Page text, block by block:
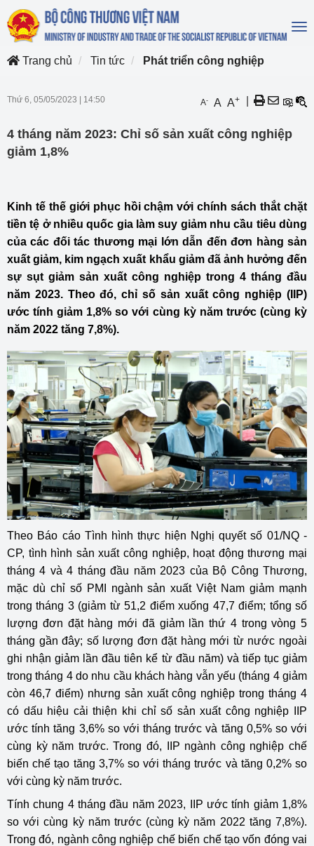
Trang chủ
Tin tức Phát triển công nghiệp
Thứ 6, 05/05/2023 14:50 A- A A+
4 tháng năm 2023: Chỉ số sản xuất công nghiệp
giảm 1,8%
Kinh tế thế giới phục hồi chậm với chính sách thắt chặt
tiền tệ ở nhiều quốc gia làm suy giảm nhu cầu tiêu dùng
của các đối tác thương mại lớn dẫn đến đơn hàng sản
xuất giảm, kim ngạch xuất khẩu giảm đã ảnh hưởng đến
sự sụt giảm sản xuất công nghiệp trong 4 tháng đầu
năm 2023. Theo đó, chỉ số sản xuất công nghiệp (IIP)
ước tính giảm 1,8% so với cùng kỳ năm trước (cùng kỳ
năm 2022 tăng 7,8%).
Theo Báo cáo Tình hình thực hiện Nghị quyết số 01/NQ -
CP, tình hình sản xuất công nghiệp, hoạt động thương mại
tháng 4 và 4 tháng đầu năm 2023 của Bộ Công Thương,
mặc dù chỉ số PMI ngành sản xuất Việt Nam giảm mạnh
trong tháng 3 (giảm từ 51,2 điểm xuống 47,7 điểm; tổng số
lượng đơn đặt hàng mới đã giảm lần thứ 4 trong vòng 5
tháng gần đây; số lượng đơn đặt hàng mới từ nước ngoài
ghi nhận giảm lần đầu tiên kể từ đầu năm) và tiếp tục giảm
trong tháng 4 do nhu cầu khách hàng vẫn yếu (tháng 4 giảm
còn 46,7 điểm) nhưng sản xuất công nghiệp trong tháng 4
có dấu hiệu cải thiện khi chỉ số sản xuất công nghiệp IIP
ước tính tăng 3,6% so với tháng trước và tăng 0,5% so với
cùng kỳ năm trước. Trong đó, IIP ngành công nghiệp chế
biến chế tạo tăng 3,7% so với tháng trước và tăng 0,2% so
với cùng kỳ năm trước.
Tính chung 4 tháng đầu năm 2023, IIP ước tính giảm 1,8%
so với cùng kỳ năm trước (cùng kỳ năm 2022 tăng 7,8%).
Trong đó, ngành công nghiệp chế biến chế tạo vốn đóng vai